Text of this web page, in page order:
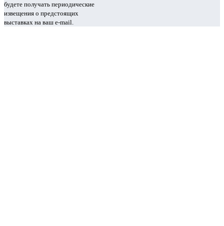
будете получать периодические
извещения о предстоящих
выставках на ваш e-mail.